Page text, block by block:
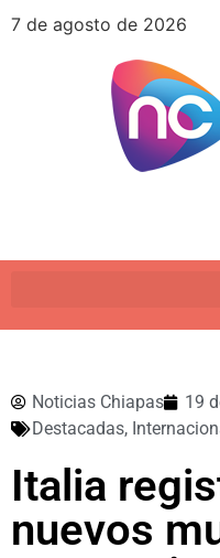
7 de agosto de 2026
Noticias Chiapas 19
Destacadas,
Italia
nuevos